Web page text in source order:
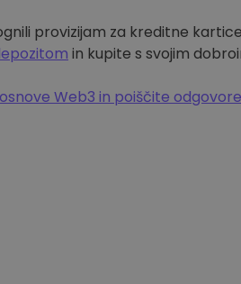
provizijam za kreditne
in kupite s svojim
Web3 in poiščite